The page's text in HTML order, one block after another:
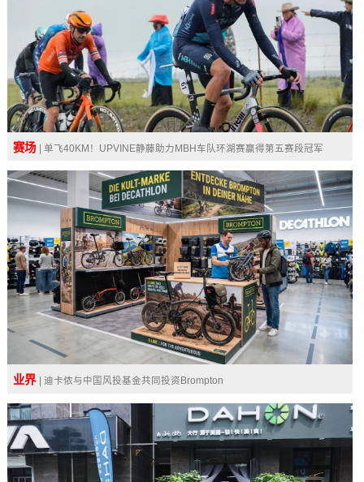
赛场 | ​单飞40KM！UPVINE静藤助力MBH车队环湖赛赢得第五赛段冠军
业界 | ​迪卡侬与中国风投基金共同投资Brompton